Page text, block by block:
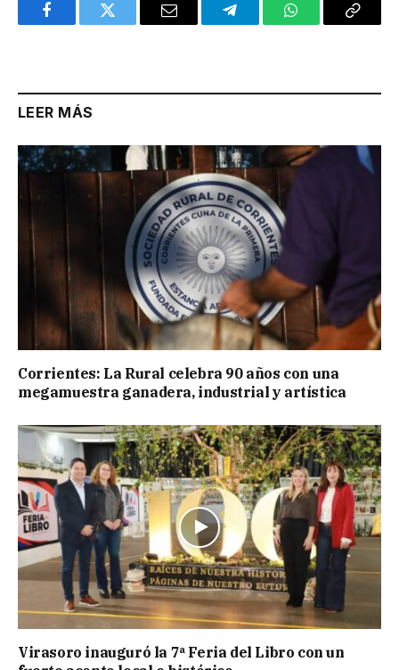
FacebookTwitter Email TelegramWhatsAppCopy
LEER MÁS
Corrientes: La Rural celebra 90 años con una
megamuestra ganadera, industrial y artística
Virasoro inauguró la 7ª Feria del Libro con un